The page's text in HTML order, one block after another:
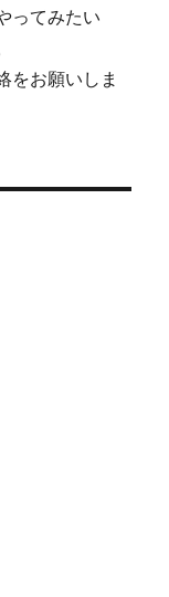
ってみたい
をお願いしま